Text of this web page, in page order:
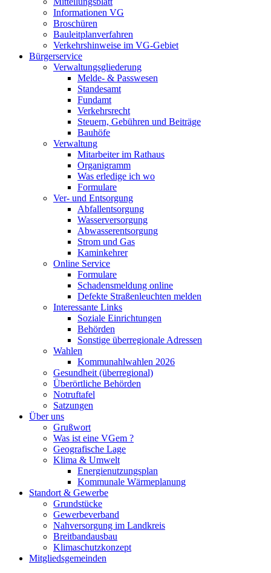
Informationen VG
Broschüren
Bauleitplanverfahren
Verkehrshinweise im VG-Gebiet
Bürgerservice
Verwaltungsgliederung
Melde- & Passwesen
Standesamt
Fundamt
Verkehrsrecht
Steuern, Gebühren und Beiträge
Bauhöfe
Verwaltung
Mitarbeiter im Rathaus
Organigramm
Was erledige ich wo
Formulare
Ver- und Entsorgung
Abfallentsorgung
Wasserversorgung
Abwasserentsorgung
Strom und Gas
Kaminkehrer
Online Service
Formulare
Schadensmeldung online
Defekte Straßenleuchten melden
Interessante Links
Soziale Einrichtungen
Behörden
Sonstige überregionale Adressen
Wahlen
Kommunahlwahlen 2026
Gesundheit (überregional)
Überörtliche Behörden
Notruftafel
Satzungen
Über uns
Grußwort
Was ist eine VGem ?
Geografische Lage
Klima & Umwelt
Energienutzungsplan
Kommunale Wärmeplanung
Standort & Gewerbe
Grundstücke
Gewerbeverband
Nahversorgung im Landkreis
Breitbandausbau
Klimaschutzkonzept
Mitgliedsgemeinden